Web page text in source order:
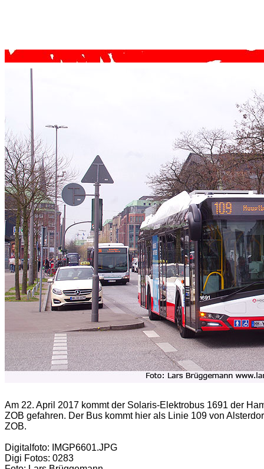
Am 22. April 2017 kommt der Solaris-Elektrobus 1691 der
ZOB gefahren. Der Bus kommt hier als Linie 109 von
ZOB.
Digitalfoto: IMGP6601.JPG
Digi Fotos: 0283